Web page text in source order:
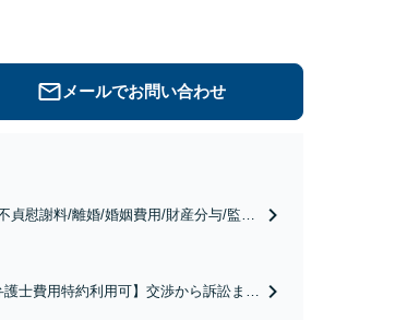
メールでお問い合わせ
貞慰謝料/離婚/婚姻費用/財産分与/監護
士費用特約利用可】交渉から訴訟まで